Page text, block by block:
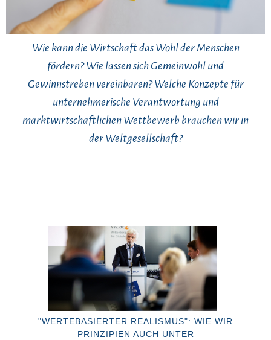
Wie kann die Wirtschaft das Wohl der Menschen
fördern? Wie lassen sich Gemeinwohl und
Gewinnstreben vereinbaren? Welche Konzepte für
unternehmerische Verantwortung und
marktwirtschaftlichen Wettbewerb brauchen wir in
der Weltgesellschaft?
"WERTEBASIERTER REALISMUS": WIE WIR
PRINZIPIEN AUCH UNTER